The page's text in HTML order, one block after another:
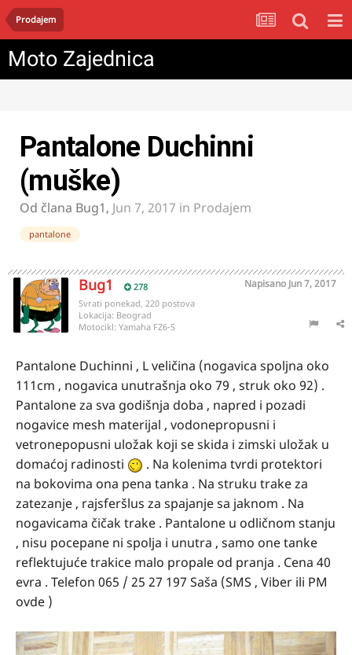
Prodajem
Moto Zajednica
Pantalone Duchinni
(muške)
Od člana Bug1, Jun 7, 2017 in Prodajem
pantalone
Bug1 278 Napisano Jun 7, 2017
Svrati ponekad, 220 postova
Lokacija: Beograd
Motocikl: Yamaha FZ6-S
Pantalone Duchinni , L veličina (nogavica spoljna oko
111cm , nogavica unutrašnja oko 79 , struk oko 92) .
Pantalone za sva godišnja doba , napred i pozadi
nogavice mesh materijal , vodonepropusni i
vetronepopusni uložak koji se skida i zimski uložak u
domaćoj radinosti
. Na kolenima tvrdi protektori
na bokovima ona pena tanka . Na struku trake za
zatezanje , rajsferšlus za spajanje sa jaknom . Na
nogavicama čičak trake . Pantalone u odličnom stanju
, nisu pocepane ni spolja i unutra , samo one tanke
reflektujuće trakice malo propale od pranja . Cena 40
evra . Telefon 065 / 25 27 197 Saša (SMS , Viber ili PM
ovde )